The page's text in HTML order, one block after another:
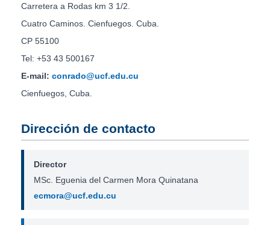
Carretera a Rodas km 3 1/2.
Cuatro Caminos. Cienfuegos. Cuba.
CP 55100
Tel: +53 43 500167
E-mail: conrado@ucf.edu.cu
Cienfuegos, Cuba.
Dirección de contacto
Director
MSc. Eguenia del Carmen Mora Quinatana
ecmora@ucf.edu.cu